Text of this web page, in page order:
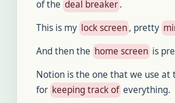
of the deal breaker.
This is my lock screen, pretty
And then the home screen is
Notion is the one that we use at
for keeping track of everything.